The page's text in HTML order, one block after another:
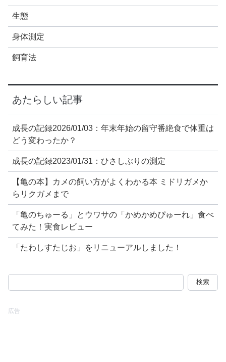
生態
身体測定
飼育法
あたらしい記事
成長の記録2026/01/03：年末年始の留守番絶食で体重は
どう変わったか？
成長の記録2023/01/31：ひさしぶりの測定
【亀の本】カメの飼い方がよくわかる本 ミドリガメか
らリクガメまで
「亀のちゅーる」とウワサの「かめかめぴゅーれ」食べ
てみた！実食レビュー
「たわしすたじお」をリニューアルしました！
索:
広告